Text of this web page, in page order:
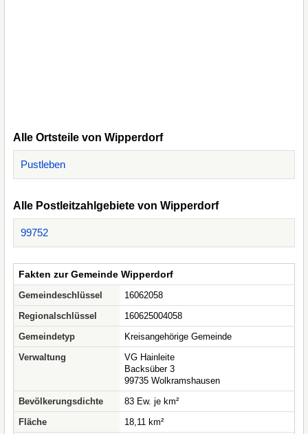
Alle Ortsteile von Wipperdorf
Pustleben
Alle Postleitzahlgebiete von Wipperdorf
99752
Fakten zur Gemeinde Wipperdorf
Gemeindeschlüssel
16062058
Regionalschlüssel
160625004058
Gemeindetyp
Kreisangehörige Gemeinde
Verwaltung
VG Hainleite
Backsüber 3
99735 Wolkramshausen
Bevölkerungsdichte
83 Ew. je km²
Fläche
18,11 km²